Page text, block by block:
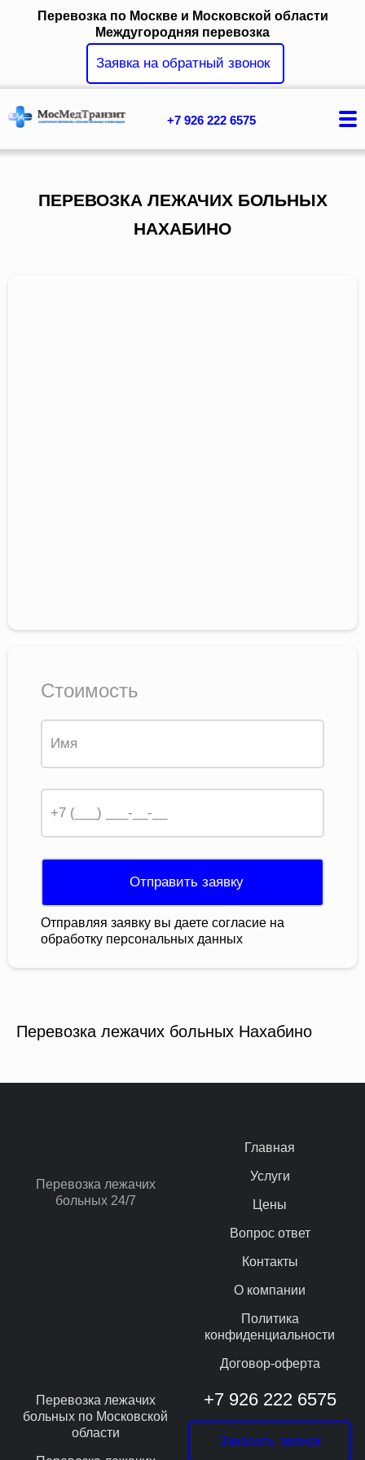
Перевозка по Москве и Московской области
Междугородняя перевозка
Заявка на обратный звонок
+7 926 222 6575
Услуги
ПЕРЕВОЗКА ЛЕЖАЧИХ БОЛЬНЫХ
НАХАБИНО
Стоимость
Отправить заявку
Отправляя заявку вы даете согласие на
обработку персональных данных
Перевозка лежачих больных Нахабино
Перевозка лежачих
больных 24/7
Главная
Услуги
Цены
Вопрос ответ
Контакты
О компании
Политика
конфиденциальности
Договор-оферта
Перевозка лежачих
больных по Московской
области
+7 926 222 6575
Заказать звонок